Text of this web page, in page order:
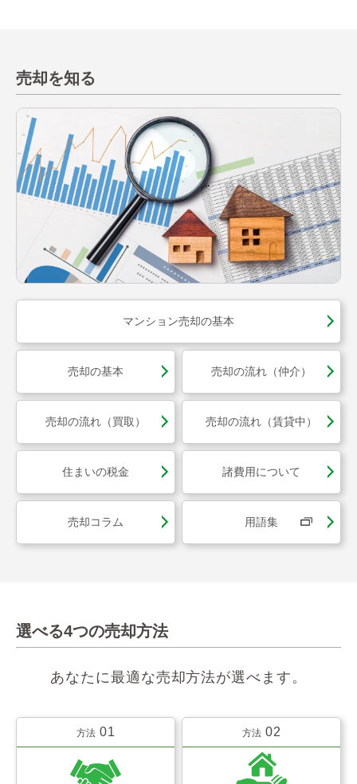
売却を知る
マンション売却の基本
売却の基本 売却の流れ（仲介）
売却の流れ（買取） 売却の流れ（賃貸中）
住まいの税金 諸費用について
売却コラム 用語集
選べる4つの売却方法
あなたに最適な売却方法が選べます。
方法 01 方法 02